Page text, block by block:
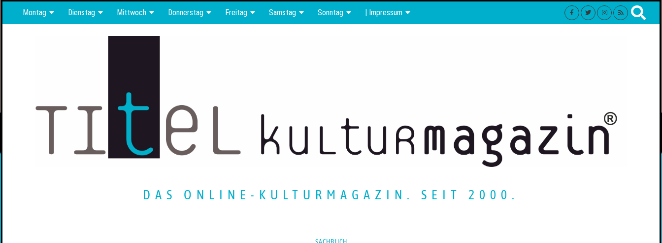
Montag Dienstag Mittwoch Donnerstag Freitag Samstag Sonntag | Impressum
DAS ONLINE-KULTURMAGAZIN. SEIT 2000.